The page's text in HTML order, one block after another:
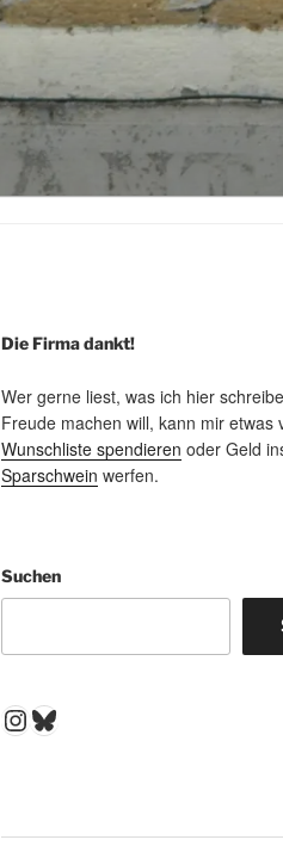
Die Firma dankt!
Wer gerne liest, was ich hier
Freude machen will, kann mir etwas
Wunschliste spendieren oder Geld
Sparschwein werfen.
Suchen
Instagram
Bluesky